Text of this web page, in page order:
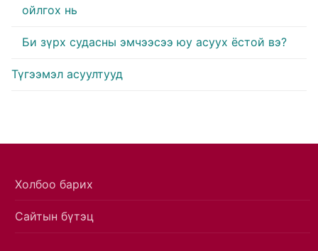
ойлгох нь
Би зүрх судасны эмчээсээ юу асуух ёстой вэ?
Түгээмэл асуултууд
Холбоо барих
Сайтын бүтэц